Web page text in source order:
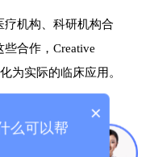
机构、科研机构合
合作，Creative
为实际的临床应用。
供数据分析和支持服
×
么可以帮